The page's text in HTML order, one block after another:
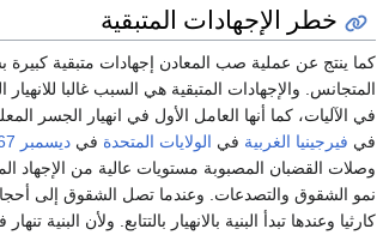
خطر الإجهادات المتبقية
كما ينتج عن عملية صب المعادن إجهادات متبقية كبيرة
المتجانس. والإجهادات المتبقية هي السبب غالبا للانهيار
في الآليات، كما أنها العامل الأول في انهيار الجسر
في فيرجينيا الغربية في الولايات المتحدة في ديسمبر
وصلات القضبان المصبوبة مستويات عالية من الإجهاد
نمو الشقوق والتصدعات. وعندما تصل الشقوق إلى
كارثيا وعندها تبدأ البنية بالانهيار بالتتابع. ولأن البنية